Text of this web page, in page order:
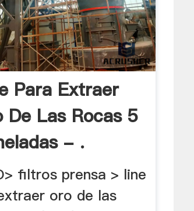
Para Extraer
De Las Rocas 5
- .
filtros prensa > line
oro de las